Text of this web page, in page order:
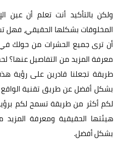
ولكن بالتأكيد أنت تعلم أن عين
المخلوقات بشكلها الحقيقي،
أن ترى جميع الحشرات من حولك في
معرفة المزيد من التفاصيل عنها؟
طريقة تجعلنا قادرين على رؤية
لكم أكثر من طريقة تسمح لكم
هيئتها الحقيقية ومعرفة المزيد
بشكل أفضل.